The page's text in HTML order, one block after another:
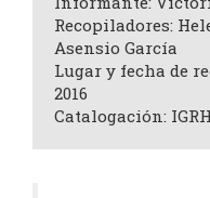
Recopiladores:
Asensio García
Lugar y fecha de
2016
Catalogación: IGRH